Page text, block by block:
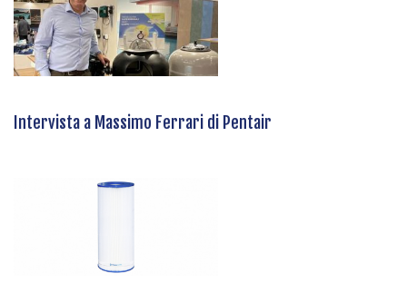
Intervista a Massimo Ferrari di Pentair